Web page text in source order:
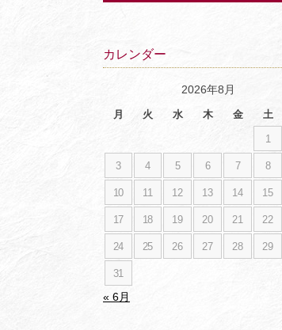
カレンダー
2026年8月
月 火 水 木 金 土
1
3 4 5 6 7 8
10 11 12 13 14 15
17 18 19 20 21 22
24 25 26 27 28 29
31
« 6月